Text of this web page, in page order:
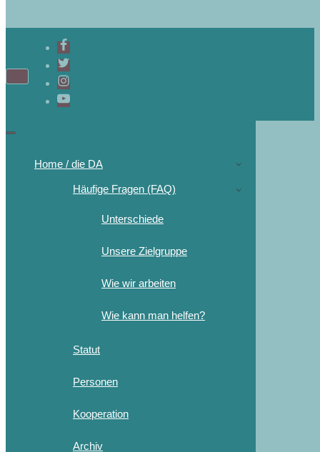
Home / die DA
Häufige Fragen (FAQ)
Unterschiede
Unsere Zielgruppe
Wie wir arbeiten
Wie kann man helfen?
Statut
Personen
Kooperation
Archiv